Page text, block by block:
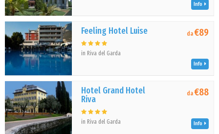
Info
Feeling Hotel Luise
in Riva del Garda
da€89
Info
Hotel Grand Hotel
Riva
in Riva del Garda
da€88
Info